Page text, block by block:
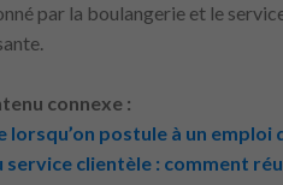
par la boulangerie et le
connexe :
lorsqu’on postule à un emploi
service clientèle : comment